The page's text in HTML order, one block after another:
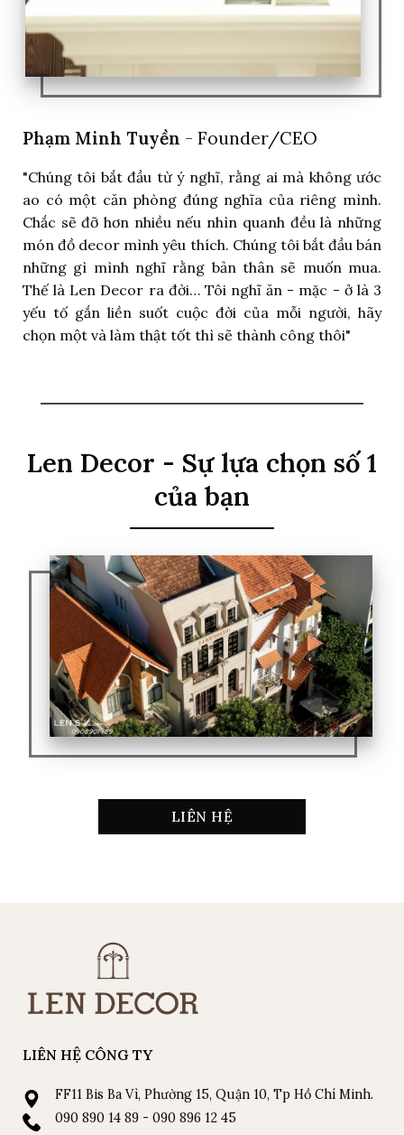
Phạm Minh Tuyền - Founder/CEO
"Chúng tôi bắt đầu từ ý nghĩ, rằng ai mà không ước
ao có một căn phòng đúng nghĩa của riêng mình.
Chắc sẽ đỡ hơn nhiều nếu nhìn quanh đều là những
món đồ decor mình yêu thích. Chúng tôi bắt đầu bán
những gì mình nghĩ rằng bản thân sẽ muốn mua.
Thế là Len Decor ra đời… Tôi nghĩ ăn - mặc - ở là 3
yếu tố gắn liền suốt cuộc đời của mỗi người, hãy
chọn một và làm thật tốt thì sẽ thành công thôi"
Len Decor - Sự lựa chọn số 1
của bạn
LIÊN HỆ
LIÊN HỆ CÔNG TY
FF11 Bis Ba Vì, Phường 15, Quận 10, Tp Hồ Chí Minh.
090 890 14 89 - 090 896 12 45